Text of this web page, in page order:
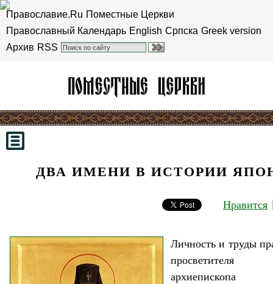
Православие.Ru Поместные Церкви
Православный Календарь English Српска Greek version
Архив RSS
ДВА ИМЕНИ В ИСТОРИИ
Нравится
Личность и труды
архиепископа